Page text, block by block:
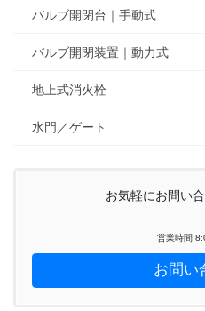
バルブ開閉台｜手動式
バルブ開閉装置｜動力式
地上式消火栓
水門／ゲート
お気軽にお問い
営業時間
お問い